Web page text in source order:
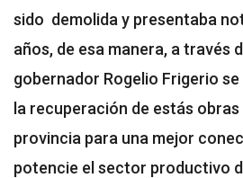
sido demolida y presentaba
años, de esa manera, a través
gobernador Rogelio Frigerio
la recuperación de estás obras
provincia para una mejor
potencie el sector productivo